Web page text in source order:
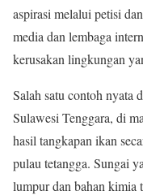
aspirasi melalui petisi
media dan lembaga
kerusakan lingkungan
Salah satu contoh nyata
Sulawesi Tenggara, di
hasil tangkapan ikan
pulau tetangga. Sungai
lumpur dan bahan kimia